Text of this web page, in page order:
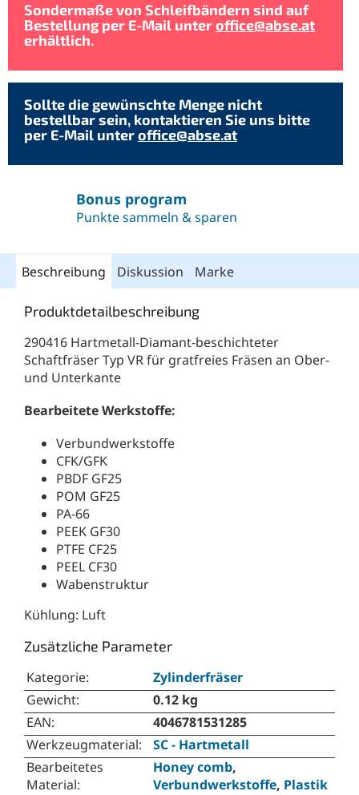
Sondermaße von Schleifbändern sind auf
Bestellung per E-Mail unteroffice@abse.at
erhältlich.
Sollte die gewünschte Menge nicht
bestellbar sein, kontaktieren Sie uns bitte
per E-Mail unteroffice@abse.at
Bonus program
Punkte sammeln & sparen
Beschreibung Diskussion Marke
Produktdetailbeschreibung
290416 Hartmetall-Diamant-beschichteter
Schaftfräser Typ VR für gratfreies Fräsen an Ober-
und Unterkante
Bearbeitete Werkstoffe:
Verbundwerkstoffe
CFK/GFK
PBDF GF25
POM GF25
PA-66
PEEK GF30
PTFE CF25
PEEL CF30
Wabenstruktur
Kühlung: Luft
Zusätzliche Parameter
Kategorie:
Zylinderfräser
Gewicht:
0.12 kg
EAN:
4046781531285
Werkzeugmaterial:
SC - Hartmetall
Bearbeitetes
Material:
Honey comb,
Verbundwerkstoffe, Plastik